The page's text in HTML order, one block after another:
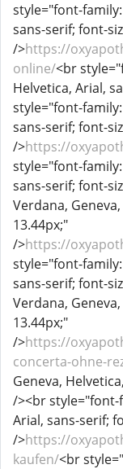
style="font-
sans-serif; font-
/>https://
online/<br
Helvetica, Arial,
style="font-
sans-serif; font-
/>https://
style="font-
sans-serif; font-
Verdana,
13.44px;"
/>https://
style="font-
sans-serif; font-
Verdana,
13.44px;"
/>https://
concerta-ohne-
Geneva,
/><br style="font-
Arial, sans-serif;
/>https://
kaufen/<br